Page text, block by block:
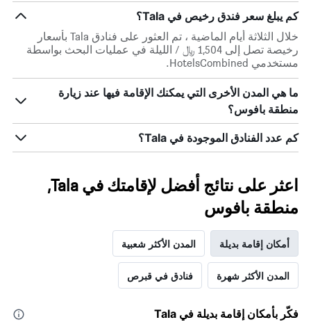
كم يبلغ سعر فندق رخيص في Tala؟
خلال الثلاثة أيام الماضية ، تم العثور على فنادق Tala بأسعار
رخيصة تصل إلى 1,504 ﷼ / الليلة في عمليات البحث بواسطة
مستخدمي HotelsCombined.
ما هي المدن الأخرى التي يمكنك الإقامة فيها عند زيارة
منطقة بافوس؟
كم عدد الفنادق الموجودة في Tala؟
اعثر على نتائج أفضل لإقامتك في Tala,
منطقة بافوس
أمكان إقامة بديلة المدن الأكثر شعبية
المدن الأكثر شهرة فنادق في قبرص
فكّر بأمكان إقامة بديلة في Tala